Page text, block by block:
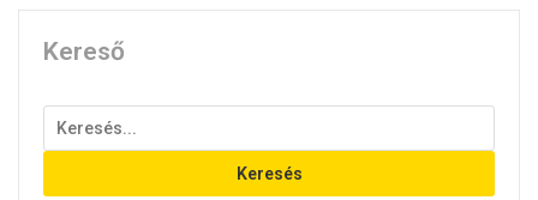
Kereső
Keresés